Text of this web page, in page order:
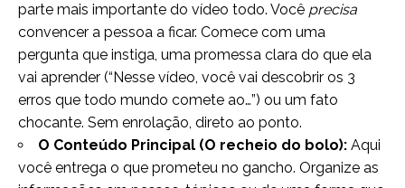
parte mais importante do vídeo todo. Você precisa
convencer a pessoa a ficar. Comece com uma
pergunta que instiga, uma promessa clara do que ela
vai aprender (“Nesse vídeo, você vai descobrir os 3
erros que todo mundo comete ao…”) ou um fato
chocante. Sem enrolação, direto ao ponto.
O Conteúdo Principal (O recheio do bolo): Aqui
você entrega o que prometeu no gancho. Organize as